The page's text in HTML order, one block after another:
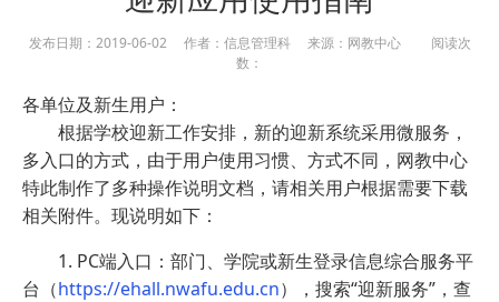
发布日期：2019-06-02 作者：信息管理科 来源：网教中心 阅读次
数：
各单位及新生用户：
根据学校迎新工作安排，新的迎新系统采用微服务，
多入口的方式，由于用户使用习惯、方式不同，网教中心
特此制作了多种操作说明文档，请相关用户根据需要下载
相关附件。现说明如下：
1. PC端入口：部门、学院或新生登录信息综合服务平
台（https://ehall.nwafu.edu.cn），搜索“迎新服务”，查